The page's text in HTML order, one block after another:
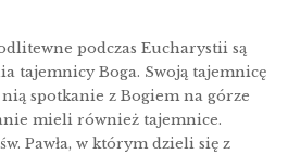
podczas Eucharystii są
tajemnicy Boga. Swoją tajemnicę
spotkanie z Bogiem na górze
mieli również tajemnice.
Pawła, w którym dzieli się z